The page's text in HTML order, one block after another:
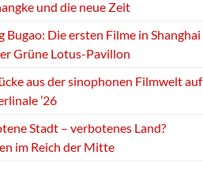
und die neue Zeit
Bugao: Die ersten Filme in Shanghai
Grüne Lotus-Pavillon
aus der sinophonen Filmwelt auf
’26
Stadt – verbotenes Land?
im Reich der Mitte